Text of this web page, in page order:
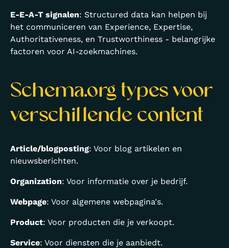
E-E-A-T signalen: Structured data kan helpen bij
het communiceren van Experience, Expertise,
Authoritativeness, en Trustworthiness - belangrijke
factoren voor AI-zoekmachines.
Schema.org types voor
verschillende content
Article/blogposting: Voor blog artikelen en
nieuwsberichten.
Organization: Voor informatie over je bedrijf.
Webpage: Voor algemene webpagina's.
Product: Voor producten die je verkoopt.
Service: Voor diensten die je aanbiedt.